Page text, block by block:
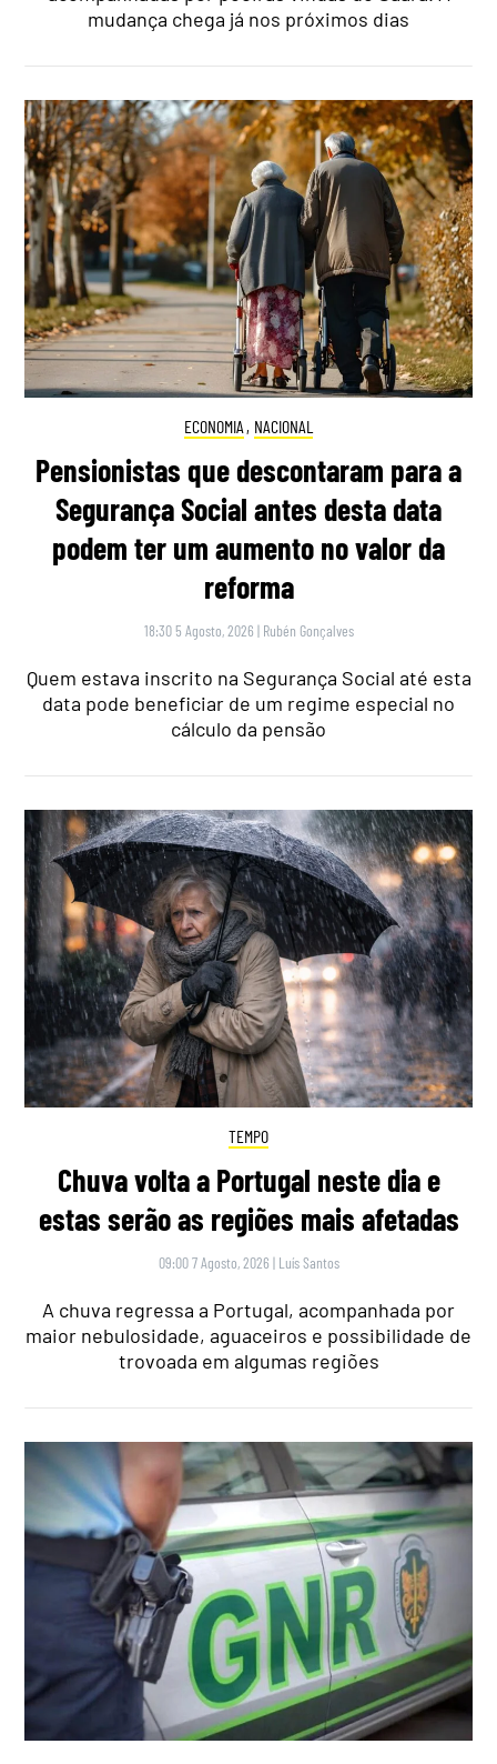
mudança chega já nos próximos dias
ECONOMIA , NACIONAL
Pensionistas que descontaram para a
Segurança Social antes desta data
podem ter um aumento no valor da
reforma
18:30 5 Agosto, 2026 | Rubén Gonçalves
Quem estava inscrito na Segurança Social até esta
data pode beneficiar de um regime especial no
cálculo da pensão
TEMPO
Chuva volta a Portugal neste dia e
estas serão as regiões mais afetadas
09:00 7 Agosto, 2026 | Luís Santos
A chuva regressa a Portugal, acompanhada por
maior nebulosidade, aguaceiros e possibilidade de
trovoada em algumas regiões